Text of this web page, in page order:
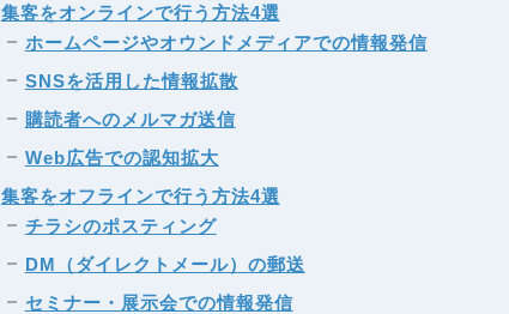
集客をオンラインで行う方法4選
ホームページやオウンドメディアでの情報発信
SNSを活用した情報拡散
購読者へのメルマガ送信
Web広告での認知拡大
集客をオフラインで行う方法4選
チラシのポスティング
DM（ダイレクトメール）の郵送
セミナー・展示会での情報発信